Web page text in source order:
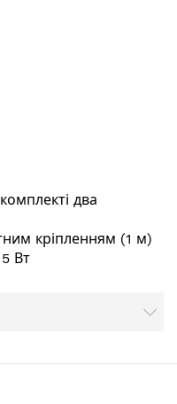
два
кріпленням (1 м)
Вт